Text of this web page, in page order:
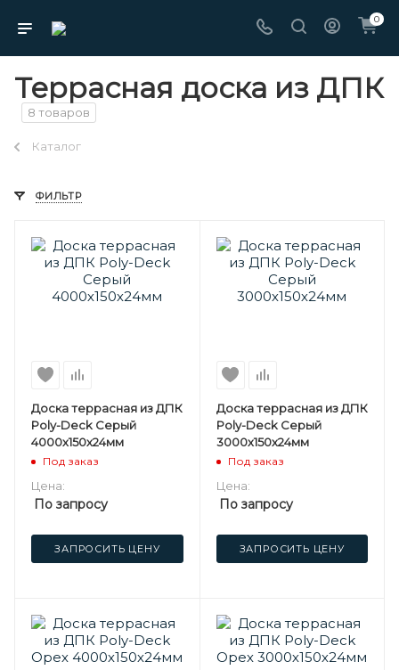
0
Террасная доска из ДПК
8 товаров
Каталог
ФИЛЬТР
Доска террасная из ДПК
Poly-Deck Серый
4000х150х24мм
Под заказ
Цена:
По запросу
ЗАПРОСИТЬ ЦЕНУ
Доска террасная из ДПК
Poly-Deck Серый
3000х150х24мм
Под заказ
Цена:
По запросу
ЗАПРОСИТЬ ЦЕНУ